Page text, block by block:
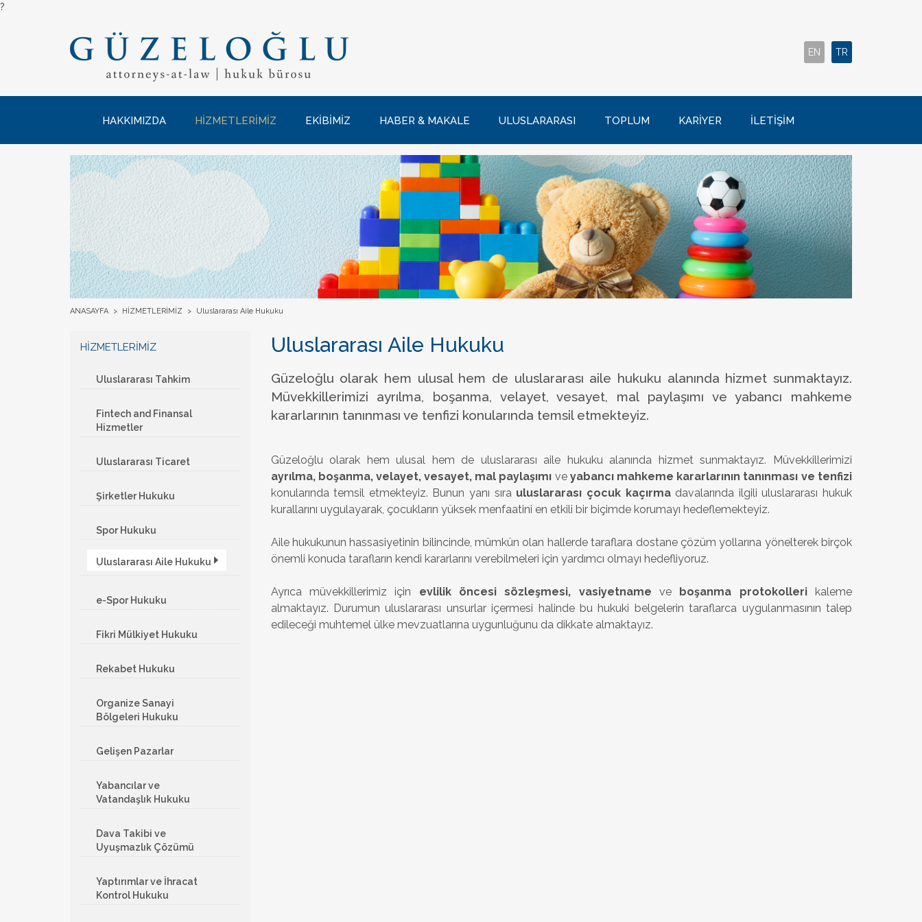
?
EN TR
HAKKIMIZDA HİZMETLERİMİZ EKİBİMİZ HABER & MAKALE ULUSLARARASI TOPLUM KARİYER İLETİŞİM
ANASAYFA > HİZMETLERİMİZ > Uluslararası Aile Hukuku
HİZMETLERİMİZ
Uluslararası Tahkim
Fintech and Finansal
Hizmetler
Uluslararası Ticaret
Şirketler Hukuku
Spor Hukuku
Uluslararası Aile Hukuku
e-Spor Hukuku
Fikri Mülkiyet Hukuku
Rekabet Hukuku
Organize Sanayi
Bölgeleri Hukuku
Gelişen Pazarlar
Yabancılar ve
Vatandaşlık Hukuku
Dava Takibi ve
Uyuşmazlık Çözümü
Yaptırımlar ve İhracat
Kontrol Hukuku
Uluslararası Aile Hukuku
Güzeloğlu olarak hem ulusal hem de uluslararası aile hukuku alanında hizmet sunmaktayız.
Müvekkillerimizi ayrılma, boşanma, velayet, vesayet, mal paylaşımı ve yabancı mahkeme
kararlarının tanınması ve tenfizi konularında temsil etmekteyiz.
Güzeloğlu olarak hem ulusal hem de uluslararası aile hukuku alanında hizmet sunmaktayız. Müvekkillerimizi
ayrılma, boşanma, velayet, vesayet, mal paylaşımı veyabancı mahkeme kararlarının tanınması ve tenfizi
konularında temsil etmekteyiz. Bunun yanı sıra uluslararası çocuk kaçırmadavalarında ilgili uluslararası hukuk
kurallarını uygulayarak, çocukların yüksek menfaatini en etkili bir biçimde korumayı hedeflemekteyiz.
Aile hukukunun hassasiyetinin bilincinde, mümkün olan hallerde taraflara dostane çözüm yollarına yönelterek birçok
önemli konuda tarafların kendi kararlarını verebilmeleri için yardımcı olmayı hedefliyoruz.
Ayrıca müvekkillerimiz için evlilik öncesi sözleşmesi, vasiyetname veboşanma protokollerikaleme
almaktayız. Durumun uluslararası unsurlar içermesi halinde bu hukuki belgelerin taraflarca uygulanmasının talep
edileceği muhtemel ülke mevzuatlarına uygunluğunu da dikkate almaktayız.